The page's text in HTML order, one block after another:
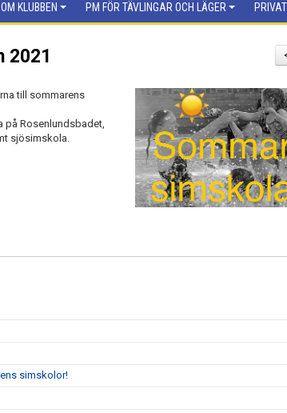
OM KLUBBEN PM FÖR TÄVLINGAR OCH LÄGER
2021
till sommarens
på Rosenlundsbadet,
sjösimskola.
simskolor!